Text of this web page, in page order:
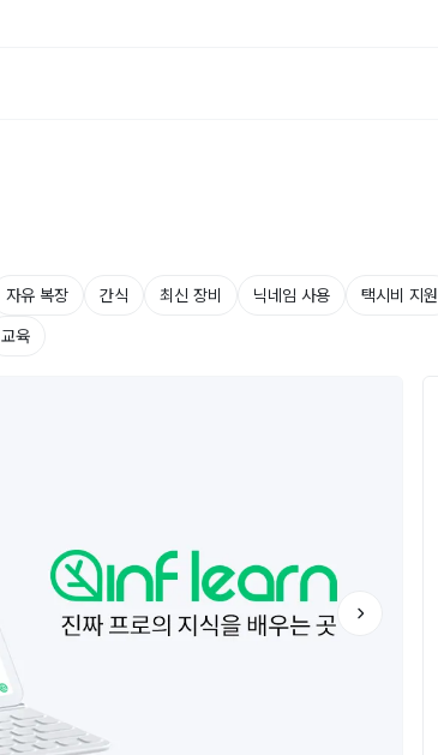
자유 복장 간식 최신 장비 닉네임 사용 택시비 지원
교육